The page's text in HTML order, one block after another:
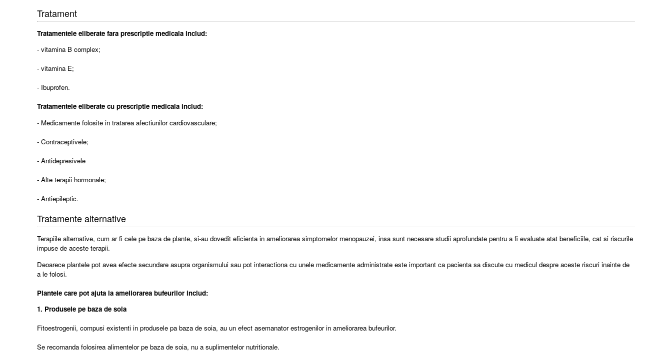
Tratament
Tratamentele eliberate fara prescriptie medicala includ:
- vitamina B complex;
- vitamina E;
- Ibuprofen.
Tratamentele eliberate cu prescriptie medicala includ:
- Medicamente folosite in tratarea afectiunilor cardiovasculare;
- Contraceptivele;
- Antidepresivele
- Alte terapii hormonale;
- Antiepileptic.
Tratamente alternative
Terapiile alternative, cum ar fi cele pe baza de plante, si-au dovedit eficienta in ameliorarea simptomelor menopauzei, insa sunt necesare studii aprofundate pentru a fi evaluate atat beneficiile, cat si riscurile
impuse de aceste terapii.
Deoarece plantele pot avea efecte secundare asupra organismului sau pot interactiona cu unele medicamente administrate este important ca pacienta sa discute cu medicul despre aceste riscuri inainte de
a le folosi.
Plantele care pot ajuta la ameliorarea bufeurilor includ:
1. Produsele pe baza de soia
Fitoestrogenii, compusi existenti in produsele pa baza de soia, au un efect asemanator estrogenilor in ameliorarea bufeurilor.
Se recomanda folosirea alimentelor pe baza de soia, nu a suplimentelor nutritionale.